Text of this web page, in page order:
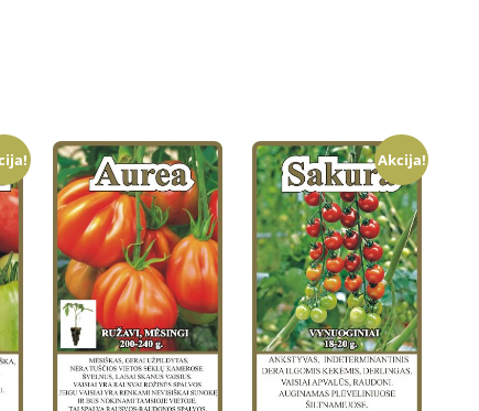
Akcija!